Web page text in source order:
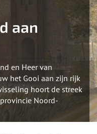
aan
en Heer van
het Gooi aan zijn rijk
hoort de streek
Noord-